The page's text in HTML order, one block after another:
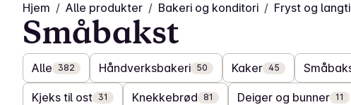
Hjem / Alle produkter / Bakeri og konditori / Fryst og
Småbakst
Alle 382 Håndverksbakeri 50 Kaker 45
Kjeks til ost 31 Knekkebrød 81 Deiger og bunner 11